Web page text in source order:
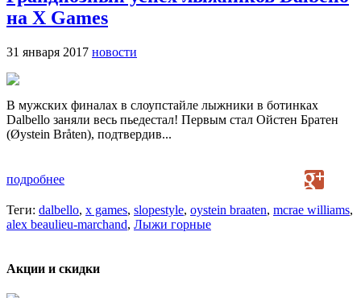
на X Games
31 января 2017 новости
В мужских финалах в слоупстайле лыжники в ботинках
Dalbello заняли весь пьедестал! Первым стал Ойстен Братен
(Øystein Bråten), подтвердив...
подробнее
Теги: dalbello, x games, slopestyle, oystein braaten, mcrae williams,
alex beaulieu-marchand, Лыжи горные
Акции и скидки